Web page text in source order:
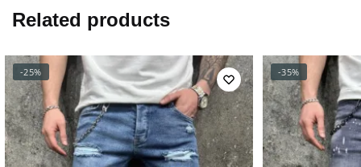
Related products
-25% -35%